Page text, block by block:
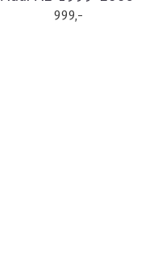
999,-